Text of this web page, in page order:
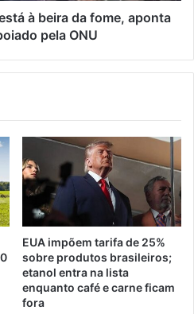
à beira da fome, aponta
pela ONU
EUA impõem tarifa de 25%
sobre produtos brasileiros;
etanol entra na lista
enquanto café e carne ficam
fora